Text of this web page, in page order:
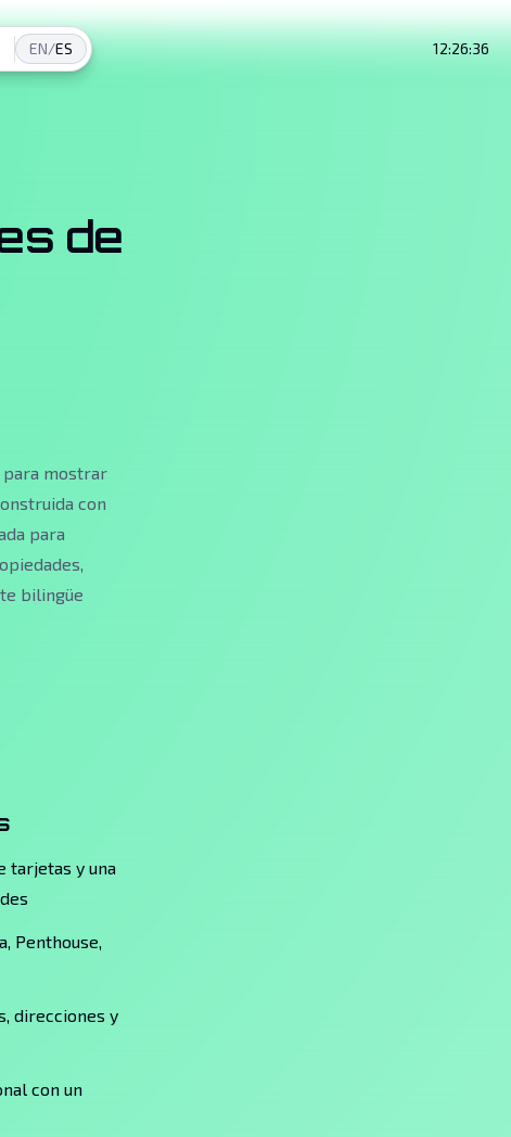
EN/ES 12:26:37
de
para mostrar
con
para
bilingüe
tarjetas y una
Penthouse,
direcciones y
con un